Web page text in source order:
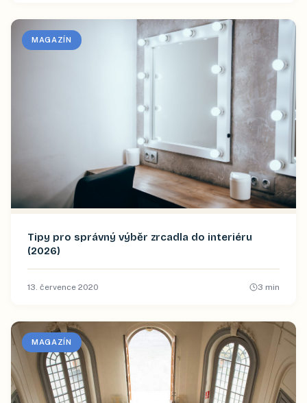
MAGAZÍN
Tipy pro správný výběr zrcadla do interiéru
(2026)
13. července 2020 3 min
MAGAZÍN